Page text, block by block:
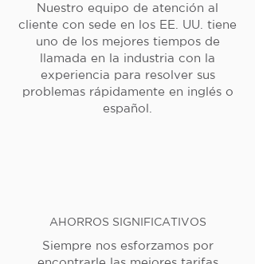
Nuestro equipo de atención al
cliente con sede en los EE. UU. tiene
uno de los mejores tiempos de
llamada en la industria con la
experiencia para resolver sus
problemas rápidamente en inglés o
español.
AHORROS SIGNIFICATIVOS
Siempre nos esforzamos por